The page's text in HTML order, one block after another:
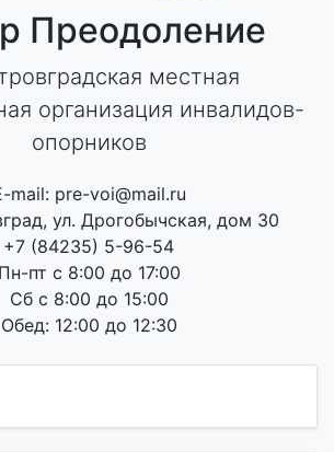
Преодоление
местная
организация инвалидов-
опорников
mail: pre-voi@mail.ru
ул. Дрогобычская, дом 30
+7 (84235) 5-96-54
Пн-пт с 8:00 до 17:00
Сб с 8:00 до 15:00
Обед: 12:00 до 12:30